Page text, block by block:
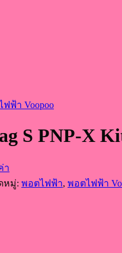
ฟ้า Voopoo
S PNP-X
า
หมู่: พอตไฟฟ้า, พอตไฟฟ้า